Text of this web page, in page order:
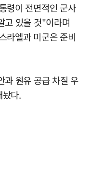
령이 전면적인 군사
고 있을 것"이라며
라엘과 미군은 준비
과 원유 공급 차질 우
다.